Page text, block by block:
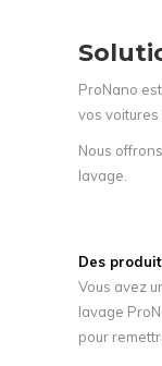
ProNano
vos
Nous
lavage.
Des
Vous avez
lavage
pour